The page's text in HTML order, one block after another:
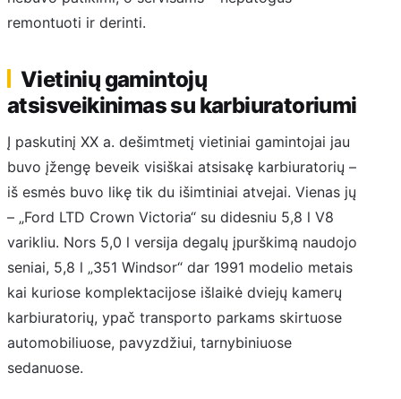
remontuoti ir derinti.
Vietinių gamintojų
atsisveikinimas su karbiuratoriumi
Į paskutinį XX a. dešimtmetį vietiniai gamintojai jau
buvo įžengę beveik visiškai atsisakę karbiuratorių –
iš esmės buvo likę tik du išimtiniai atvejai. Vienas jų
– „Ford LTD Crown Victoria“ su didesniu 5,8 l V8
varikliu. Nors 5,0 l versija degalų įpurškimą naudojo
seniai, 5,8 l „351 Windsor“ dar 1991 modelio metais
kai kuriose komplektacijose išlaikė dviejų kamerų
karbiuratorių, ypač transporto parkams skirtuose
automobiliuose, pavyzdžiui, tarnybiniuose
sedanuose.